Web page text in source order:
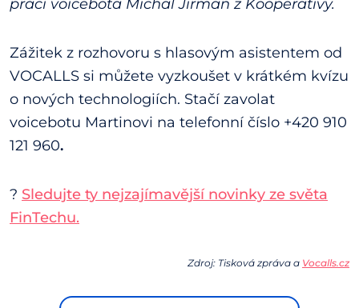
práci voicebota Michal Jirman z Kooperativy.
Zážitek z rozhovoru s hlasovým asistentem od
VOCALLS si můžete vyzkoušet v krátkém kvízu
o nových technologiích. Stačí zavolat
voicebotu Martinovi na telefonní číslo +420 910
121 960.
? Sledujte ty nejzajímavější novinky ze světa
FinTechu.
Zdroj: Tisková zpráva a Vocalls.cz